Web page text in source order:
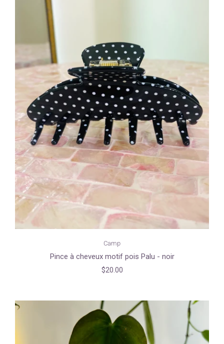
Camp
Pince à cheveux motif pois Palu - noir
$20.00